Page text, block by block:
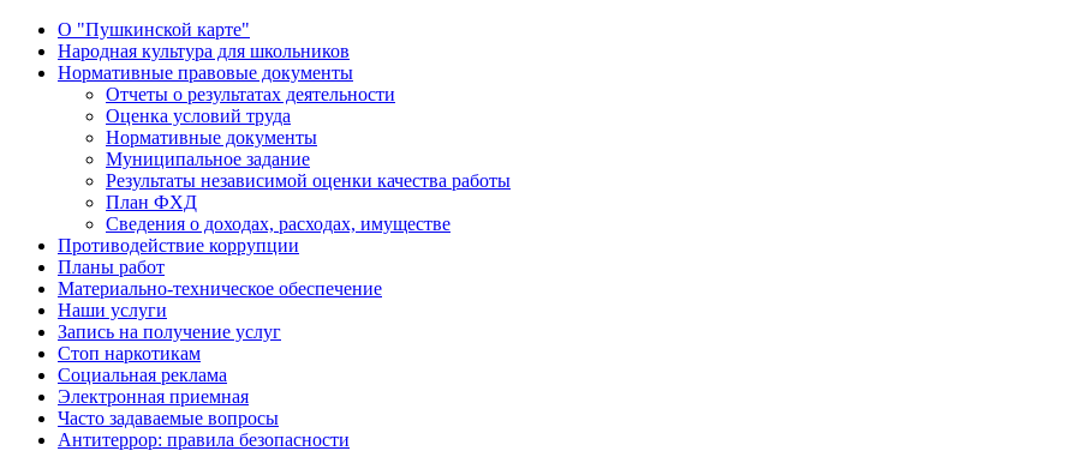
О "Пушкинской карте"
Народная культура для школьников
Нормативные правовые документы
Отчеты о результатах деятельности
Оценка условий труда
Нормативные документы
Муниципальное задание
Результаты независимой оценки качества работы
План ФХД
Сведения о доходах, расходах, имуществе
Противодействие коррупции
Планы работ
Материально-техническое обеспечение
Наши услуги
Запись на получение услуг
Стоп наркотикам
Социальная реклама
Электронная приемная
Часто задаваемые вопросы
Антитеррор: правила безопасности